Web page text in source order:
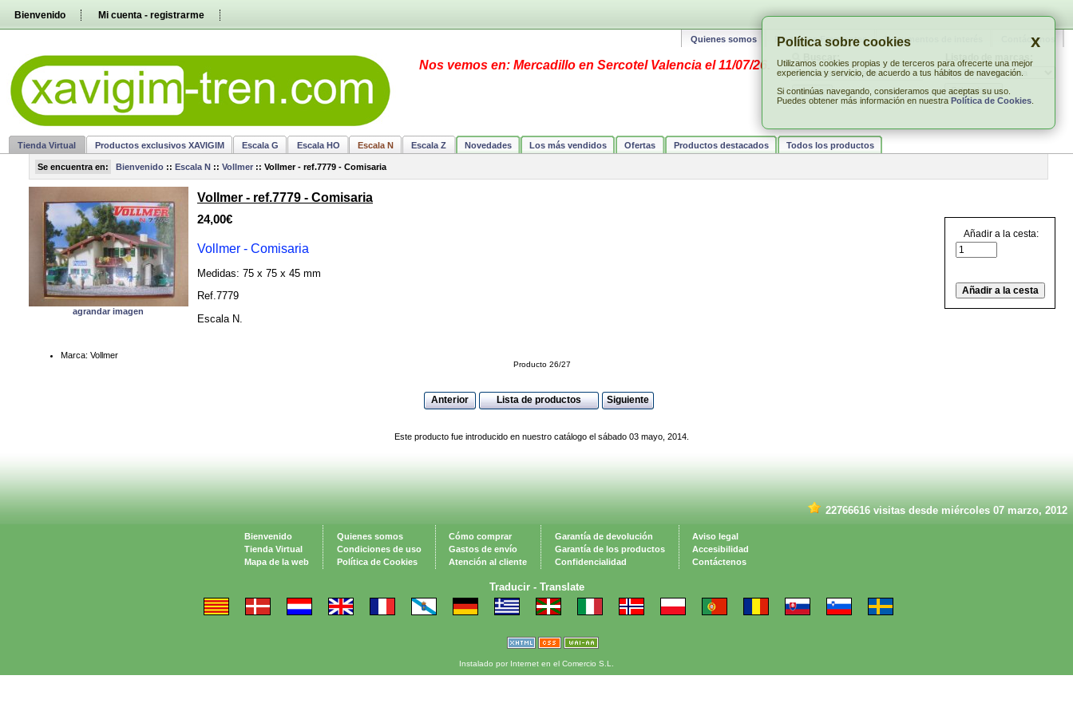
x
Política sobre cookies
Utilizamos cookies propias y de terceros para ofrecerte una mejor
experiencia y servicio, de acuerdo a tus hábitos de navegación.
Si continúas navegando, consideramos que aceptas su uso.
Puedes obtener más información en nuestra Política de Cookies
directamente
Bienvenido Mi cuenta - registrarme
Quienes somos Preguntas Frecuentes Documentos de interés Contáctenos
Nos vemos en: Mercadillo en Sercotel Valencia el 11/07/26.
Tienda Virtual Productos exclusivos XAVIGIM Escala G Escala HO Escala N Escala Z Novedades Los más vendidos Ofertas Productos destacados Todos los productos
Se encuentra en: Bienvenido:: Escala N:: Vollmer:: Vollmer - ref.7779 - Comisaria
agrandar imagen
Vollmer - ref.7779 - Comisaria
24,00€
Añadir a la cesta:
Vollmer - Comisaria
Medidas: 75 x 75 x 45 mm
Ref.7779
Escala N
Marca: Vollmer
Producto 26/27
Anterior Lista de productos Siguiente
Este producto fue introducido en nuestro catálogo el sábado 03 mayo, 2014.
22766616 visitas desde miércoles 07 marzo, 2012
Bienvenido
Tienda Virtual
Mapa de la web
Quienes somos
Condiciones de uso
Política de Cookies
Cómo comprar
Gastos de envío
Atención al cliente
Garantía de devolución
Garantía de los productos
Confidencialidad
Aviso legal
Accesibilidad
Contáctenos
Traducir - Translate
Instalado por Internet en el Comercio S.L.